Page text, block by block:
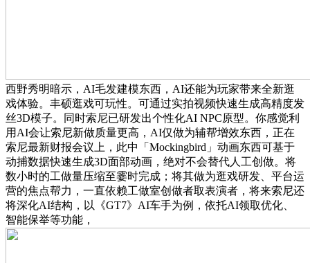
西野秀明暗示，AI毛发建模东西，AI还能为玩家带来全新逛
戏体验。丰硕逛戏可玩性。可通过实拍视频快速生成高精度发
丝3D模子。同时索尼已研发出个性化AI NPC原型。你感觉利
用AI会让索尼新做质量更高，AI仅做为辅帮增效东西，正在
索尼最新财报会议上，此中「Mockingbird」动画东西可基于
动捕数据快速生成3D面部动画，绝对不会替代人工创做。将
数小时的工做量压缩至霎时完成；将其做为逛戏研发、平台运
营的焦点帮力，一直依赖工做室创做者取表演者，将来索尼还
将深化AI结构，以《GT7》AI车手为例，依托AI领取优化、
智能保举等功能，